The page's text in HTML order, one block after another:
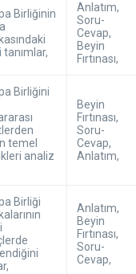
Birliğinin
tanımlar,
Anlatım,
Soru-
Cevap,
Beyin
Fırtınası,
Birliğini
temel
analiz
Beyin
Fırtınası,
Soru-
Cevap,
Anlatım,
Birliği
Anlatım,
Beyin
Fırtınası,
Soru-
Cevap,